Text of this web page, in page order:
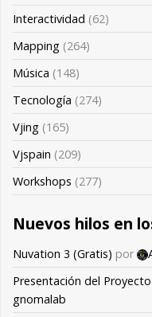
Interactividad (62)
Mapping (264)
Música (148)
Tecnología (274)
Vjing (165)
Vjspain (209)
Workshops (277)
Nuevos hilos en
Nuvation 3 (Gratis) por
Presentación del
gnomalab